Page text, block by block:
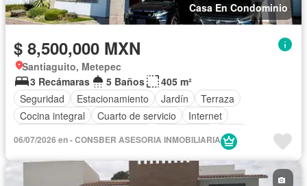
Casa En Condominio
$ 8,500,000 MXN
Santiaguito, Metepec
3 Recámaras
5 Baños
405 m²
Seguridad
Estacionamiento Jardín
Terraza
Cocina integral
Cuarto de servicio
Internet
Agua
Gas natural
Despacho
Vista panorámica Caseta de vigilancia
06/07/2026 en - CONSBER ASESORIA INMOBILIARIA